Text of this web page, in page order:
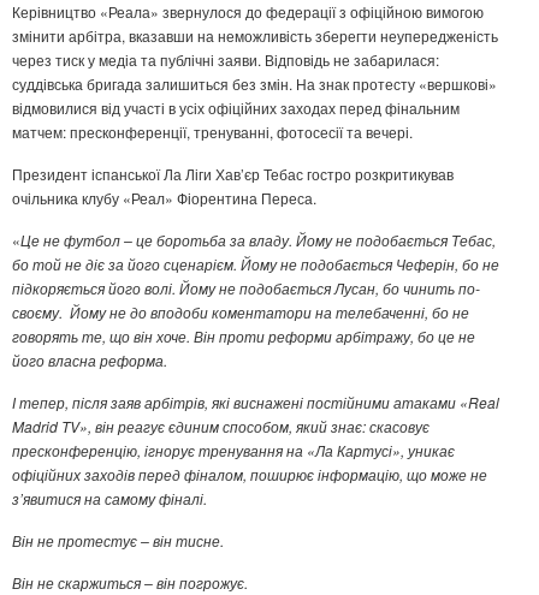
Керівництво «Реала» звернулося до федерації з офіційною вимогою
змінити арбітра, вказавши на неможливість зберегти неупередженість
через тиск у медіа та публічні заяви. Відповідь не забарилася:
суддівська бригада залишиться без змін. На знак протесту «вершкові»
відмовилися від участі в усіх офіційних заходах перед фінальним
матчем: пресконференції, тренуванні, фотосесії та вечері.
Президент іспанської Ла Ліги Хав’єр Тебас гостро розкритикував
очільника клубу «Реал» Фіорентина Переса.
«Це не футбол–це боротьба за владу. Йому не подобається Тебас,
бо той не діє за його сценарієм. Йому не подобається Чеферін, бо не
підкоряється його волі. Йому не подобається Лусан, бо чинить по-
своєму. Йому не до вподоби коментатори на телебаченні, бо не
говорять те, що він хоче. Він проти реформи арбітражу, бо це не
його власна реформа.
І тепер, після заяв арбітрів, які виснажені постійними атаками «Real
Madrid TV», він реагує єдиним способом, який знає:скасовує
пресконференцію, ігнорує тренування на «Ла Картусі», уникає
офіційних заходів перед фіналом, поширює інформацію, що може не
з’явитися на самому фіналі.
Він не протестує–він тисне.
Він не скаржиться–він погрожує.